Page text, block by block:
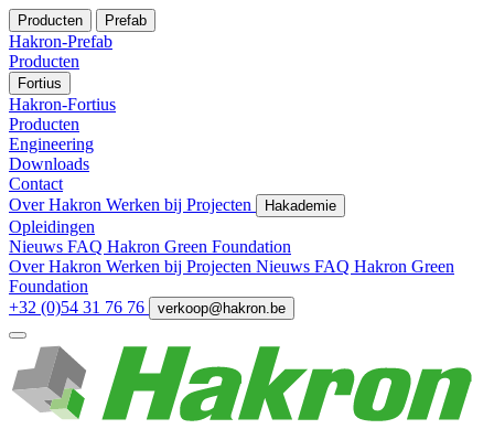
Producten Prefab
Hakron-Prefab
Producten
Fortius
Hakron-Fortius
Producten
Engineering
Downloads
Contact
Over Hakron Werken bij Projecten Hakademie
Opleidingen
Nieuws FAQ Hakron Green Foundation
Over Hakron Werken bij Projecten Nieuws FAQ Hakron Green
Foundation
+32 (0)54 31 76 76
verkoop@hakron.be